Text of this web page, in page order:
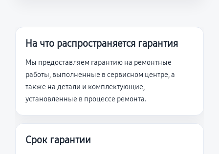
На что распространяется гарантия
Мы предоставляем гарантию на ремонтные
работы, выполненные в сервисном центре, а
также на детали и комплектующие,
установленные в процессе ремонта.
Срок гарантии